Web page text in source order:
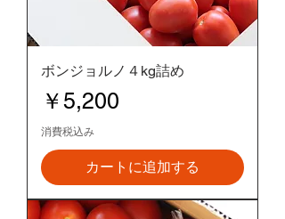
ボンジョルノ４kg詰め
価格
￥5,200
消費税込み
カートに追加する